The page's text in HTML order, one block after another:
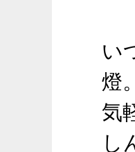
い
燈
気
し